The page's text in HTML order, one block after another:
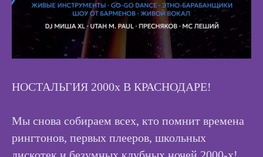
НОСТАЛЬГИЯ 2000х В КРАСНОДАРЕ!
Мы снова собираем всех, кто помнит времена
рингтонов, первых плееров, школьных